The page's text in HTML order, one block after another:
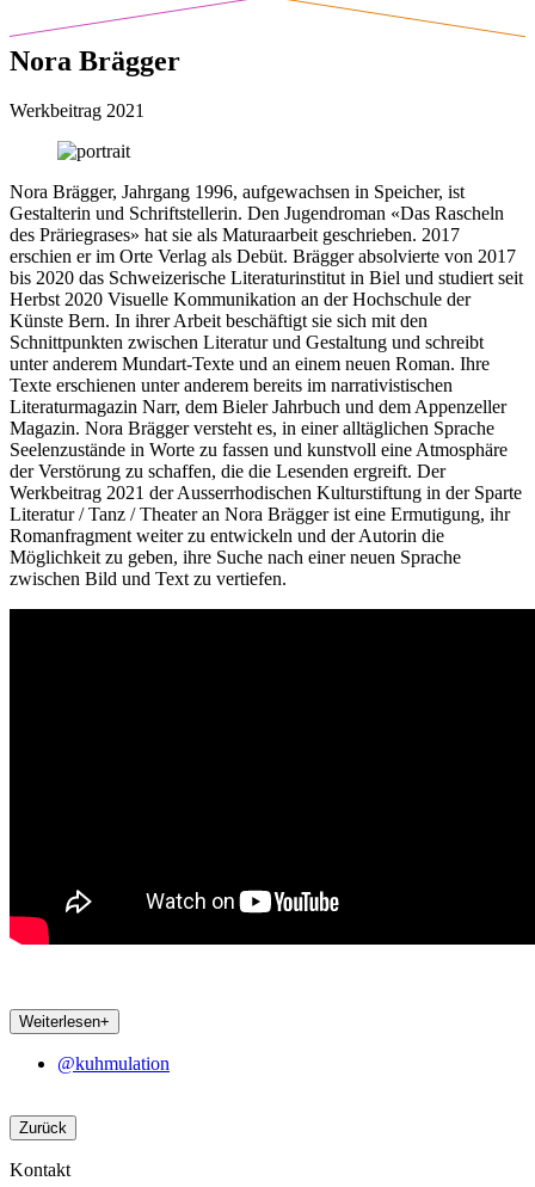
Nora Brägger
Werkbeitrag 2021
Nora Brägger, Jahrgang 1996, aufgewachsen in Speicher, ist
Gestalterin und Schriftstellerin. Den Jugendroman «Das Rascheln
des Präriegrases» hat sie als Maturaarbeit geschrieben. 2017
erschien er im Orte Verlag als Debüt. Brägger absolvierte von 2017
bis 2020 das Schweizerische Literaturinstitut in Biel und studiert seit
Herbst 2020 Visuelle Kommunikation an der Hochschule der
Künste Bern. In ihrer Arbeit beschäftigt sie sich mit den
Schnittpunkten zwischen Literatur und Gestaltung und schreibt
unter anderem Mundart-Texte und an einem neuen Roman. Ihre
Texte erschienen unter anderem bereits im narrativistischen
Literaturmagazin Narr, dem Bieler Jahrbuch und dem Appenzeller
Magazin. Nora Brägger versteht es, in einer alltäglichen Sprache
Seelenzustände in Worte zu fassen und kunstvoll eine Atmosphäre
der Verstörung zu schaffen, die die Lesenden ergreift. Der
Werkbeitrag 2021 der Ausserrhodischen Kulturstiftung in der Sparte
Literatur / Tanz / Theater an Nora Brägger ist eine Ermutigung, ihr
Romanfragment weiter zu entwickeln und der Autorin die
Möglichkeit zu geben, ihre Suche nach einer neuen Sprache
zwischen Bild und Text zu vertiefen.
Weiterlesen+
@kuhmulation
Zurück
Kontakt